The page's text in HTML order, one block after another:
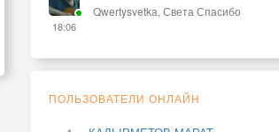
18:06
Qwertysvetka, Света Спасибо
ПОЛЬЗОВАТЕЛИ ОНЛАЙН